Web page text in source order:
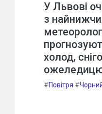
У Львові
з
холод,
#Повітря #